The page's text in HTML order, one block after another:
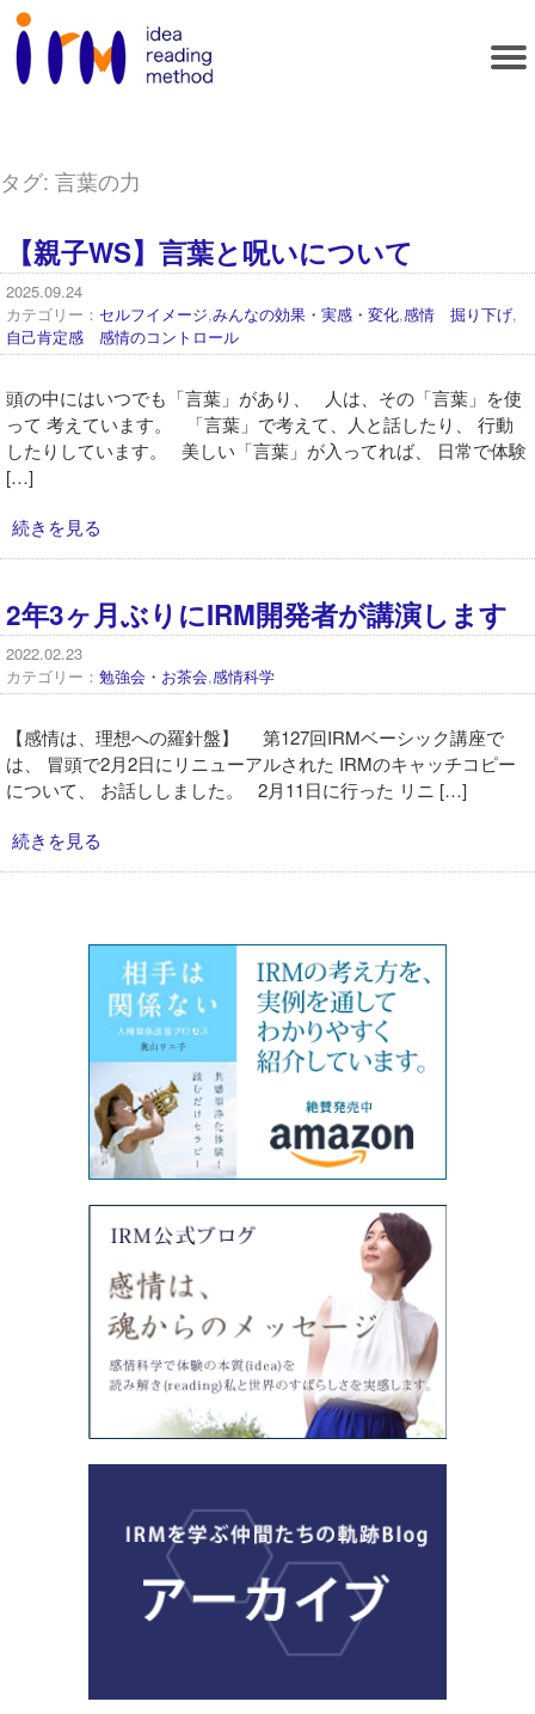
タグ: 言葉の力
【親子WS】言葉と呪いについて
2025.09.24
カテゴリー： セルフイメージ,みんなの効果・実感・変化,感情 掘り下げ,
自己肯定感 感情のコントロール
頭の中にはいつでも「言葉」があり、 人は、その「言葉」を使
って 考えています。 「言葉」で考えて、人と話したり、 行動
したりしています。 美しい「言葉」が入ってれば、 日常で体験
[…]
続きを見る
2年3ヶ月ぶりにIRM開発者が講演します
2022.02.23
カテゴリー： 勉強会・お茶会,感情科学
【感情は、理想への羅針盤】 第127回IRMベーシック講座で
は、 冒頭で2月2日にリニューアルされた IRMのキャッチコピー
について、 お話ししました。 2月11日に行った リニ […]
続きを見る